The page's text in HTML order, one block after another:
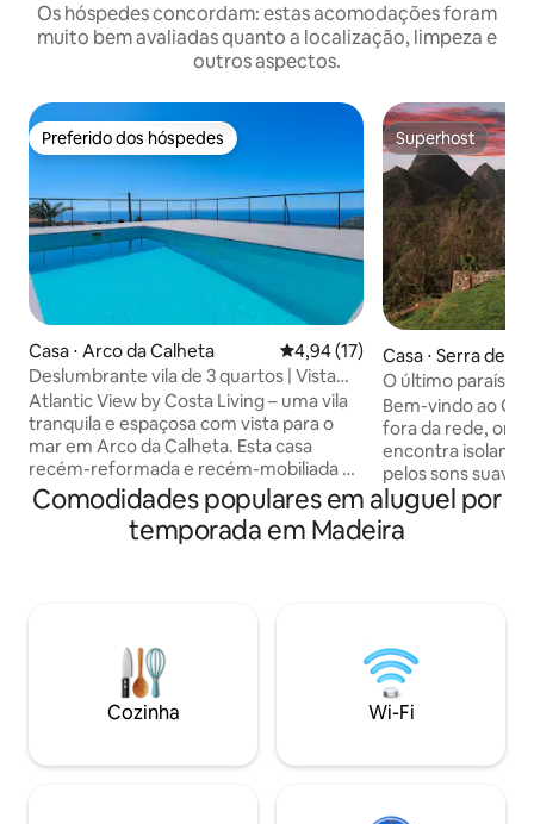
Os hóspedes concordam: estas acomodações foram
muito bem avaliadas quanto a localização, limpeza e
outros aspectos.
Preferido dos hóspedes
Preferido dos hóspedes
Casa ⋅ Arco da Calheta 4,94 de uma avaliação média
4,94 (17)
Deslumbrante vila de 3 quartos | Vista
para o mar, piscina privativa
Atlantic View by Costa Living – uma vila
tranquila e espaçosa com vista para o
mar em Arco da Calheta. Esta casa
recém-reformada e recém-mobiliada de
3 quartos (acomoda 9 pessoas) possui
piscina privativa, vista panorâmica para o
Atlântico e para a montanha, varanda e
natureza e trilhas para caminhadas, a
poucos minutos da Praia da Calheta, da
Praia da Madalena do Mar e de cafés.
Perfeito para famílias e amigos. Carro
Superhost
Superhost
Casa ⋅ Serra de
O último paraíso
montanha da
Bem-vindo ao On
fora da rede,
encontra
pelos sons
cascata, relaxe
que se
Situado no
aventura ou
este santuário
equilíbrio perfeito
descobrir ou um
Comodidades populares em aluguel por
temporada em Madeira
Cozinha Wi-Fi